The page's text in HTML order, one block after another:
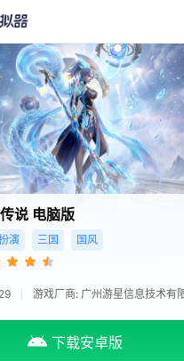
说 电脑版
演 三国 国风
游戏厂商: 广州游星信息技术有
下载安卓版